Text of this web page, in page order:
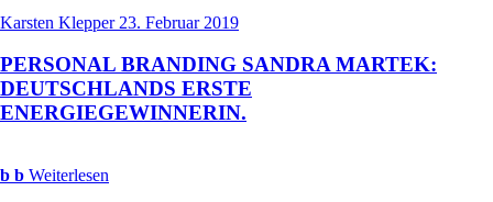
Karsten Klepper 23. Februar 2019
PERSONAL BRANDING SANDRA MARTEK:
DEUTSCHLANDS ERSTE
ENERGIEGEWINNERIN.
b b Weiterlesen